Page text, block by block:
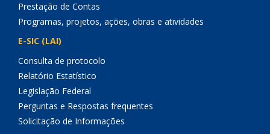
Prestação de Contas
Programas, projetos, ações, obras e atividades
E-SIC (LAI)
Consulta de protocolo
Relatório Estatístico
Legislação Federal
Perguntas e Respostas frequentes
Solicitação de Informações